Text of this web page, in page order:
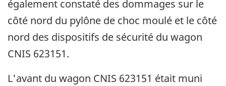
également constaté des dommages sur le
côté nord du pylône de choc moulé et le côté
nord des dispositifs de sécurité du wagon
CNIS 623151.
L'avant du wagon CNIS 623151 était muni